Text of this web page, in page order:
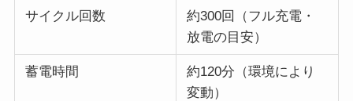
サイクル回数
約300回（フル充電・
放電の目安）
蓄電時間
約120分（環境により
変動）